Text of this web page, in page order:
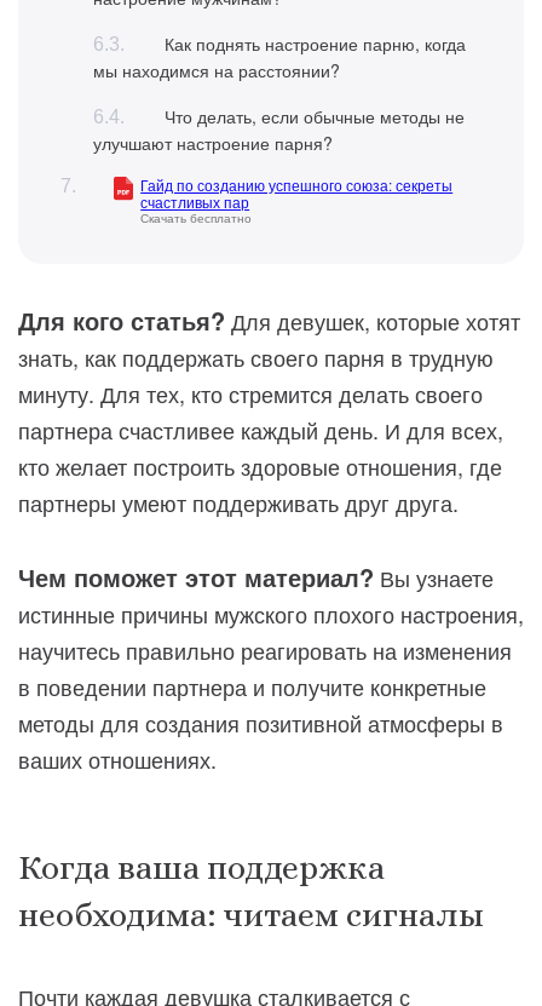
Как поднять настроение парню, когда
мы находимся на расстоянии?
Что делать, если обычные методы не
улучшают настроение парня?
Гайд по созданию успешного союза: секреты
счастливых пар
Скачать бесплатно
Для кого статья? Для девушек, которые хотят
знать, как поддержать своего парня в трудную
минуту. Для тех, кто стремится делать своего
партнера счастливее каждый день. И для всех,
кто желает построить здоровые отношения, где
партнеры умеют поддерживать друг друга.
Чем поможет этот материал? Вы узнаете
истинные причины мужского плохого настроения,
научитесь правильно реагировать на изменения
в поведении партнера и получите конкретные
методы для создания позитивной атмосферы в
ваших отношениях.
Когда ваша поддержка
необходима: читаем сигналы
Почти каждая девушка сталкивается с